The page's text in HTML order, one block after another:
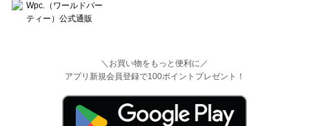
＼お買い物をもっと便利に／
アプリ新規会員登録で100ポイントプレゼント！